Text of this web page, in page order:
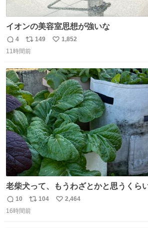
イオンの美容室思想が強いな
返
信
4
リ
ポ
ト
数
149
い
数
1,852
11時間前
老柴犬って、もうわざとかと思うくら
はまりにいくじゃないですか？ 今朝ガ
い主の間にはまってきて、最高に可愛
返
信
10
リ
ポ
104
い
2,464
16時間前